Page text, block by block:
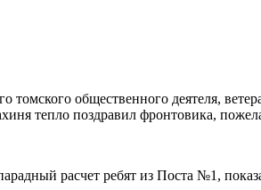
томского общественного деятеля,
тепло поздравил фронтовика,
расчет ребят из Поста №1,